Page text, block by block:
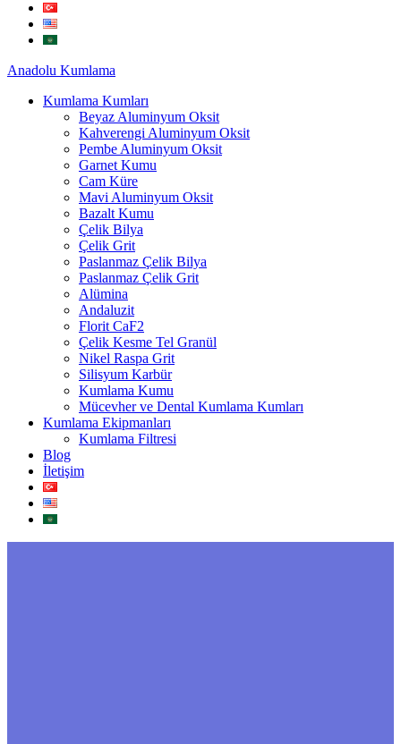
Anadolu Kumlama
Kumlama Kumları
Beyaz Aluminyum Oksit
Kahverengi Aluminyum Oksit
Pembe Aluminyum Oksit
Garnet Kumu
Cam Küre
Mavi Aluminyum Oksit
Bazalt Kumu
Çelik Bilya
Çelik Grit
Paslanmaz Çelik Bilya
Paslanmaz Çelik Grit
Alümina
Andaluzit
Florit CaF2
Çelik Kesme Tel Granül
Nikel Raspa Grit
Silisyum Karbür
Kumlama Kumu
Mücevher ve Dental Kumlama Kumları
Kumlama Ekipmanları
Kumlama Filtresi
Blog
İletişim